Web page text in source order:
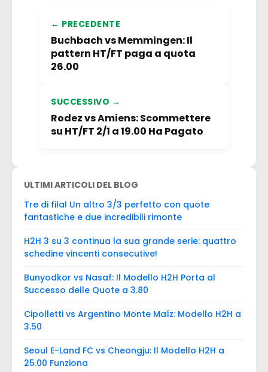
← PRECEDENTE
Buchbach vs Memmingen: Il
pattern HT/FT paga a quota
26.00
SUCCESSIVO →
Rodez vs Amiens: Scommettere
su HT/FT 2/1 a 19.00 Ha Pagato
ULTIMI ARTICOLI DEL BLOG
Tre di fila! Un altro 3/3 perfetto con quote
fantastiche e due incredibili rimonte
H2H 3 su 3 continua la sua grande serie: quattro
schedine vincenti consecutive!
Bunyodkor vs Nasaf: Il Modello H2H Porta al
Successo delle Quote a 3.80
Cipolletti vs Argentino Monte Maíz: Modello H2H a
3.50
Seoul E-Land FC vs Cheongju: Il Modello H2H a
25.00 Funziona